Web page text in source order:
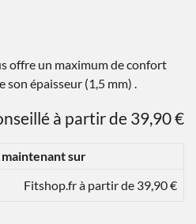
offre un maximum de confort
épaisseur (1,5 mm) .
à partir de 39,90 €
sur
Fitshop.fr à partir de 39,90 €